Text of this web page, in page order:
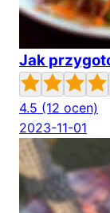
Jak
4.5 (12 ocen)
2023-11-01